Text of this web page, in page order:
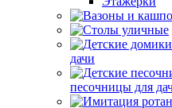
дачи
песочницы для